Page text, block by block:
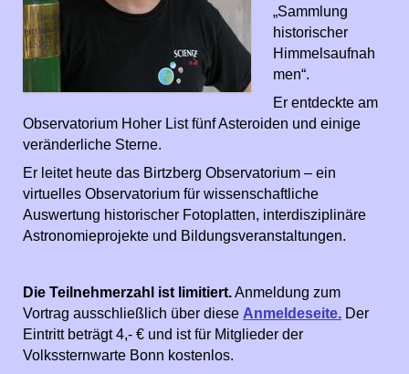
„Sammlung
historischer
Himmelsaufnah
men“.
Er entdeckte am
Observatorium Hoher List fünf Asteroiden und einige
veränderliche Sterne.
Er leitet heute das Birtzberg Observatorium – ein
virtuelles Observatorium für wissenschaftliche
Auswertung historischer Fotoplatten, interdisziplinäre
Astronomieprojekte und Bildungsveranstaltungen.
Die Teilnehmerzahl ist limitiert.Anmeldung zum
Vortrag ausschließlich über diese Anmeldeseite. Der
Eintritt beträgt 4,- € und ist für Mitglieder der
Volkssternwarte Bonn kostenlos.